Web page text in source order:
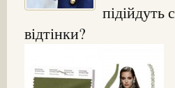
підійдуть
відтінки?